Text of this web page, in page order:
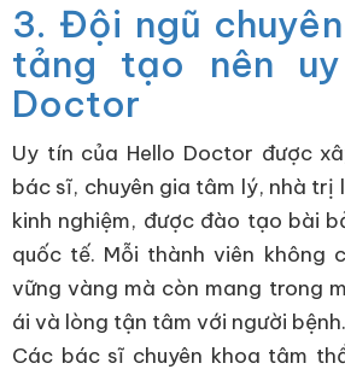
3. Đội ngũ
tảng tạo nên
Doctor
Uy tín của Hello Doctor được
bác sĩ, chuyên gia tâm lý, nhà trị
kinh nghiệm, được đào tạo bài
quốc tế. Mỗi thành viên không
vững vàng mà còn mang trong
ái và lòng tận tâm với người bệnh.
Các bác sĩ chuyên khoa tâm